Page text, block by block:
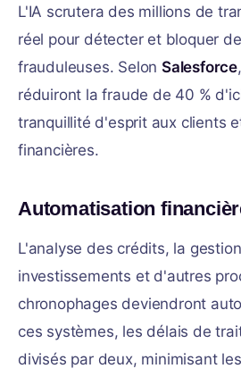
L'IA scrutera des millions de
réel pour détecter et bloquer
frauduleuses. SelonSalesforce
réduiront la fraude de 40 %
tranquillité d'esprit aux clients
financières.
Automatisation
L'analyse des crédits, la
investissements et d'autres
chronophages deviendront
ces systèmes, les délais de
divisés par deux, minimisant